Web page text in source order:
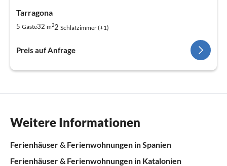
Tarragona
5 Gäste32 m22 Schlafzimmer (+1)
Preis auf Anfrage
Weitere Informationen
Ferienhäuser & Ferienwohnungen in Spanien
Ferienhäuser & Ferienwohnungen in Katalonien